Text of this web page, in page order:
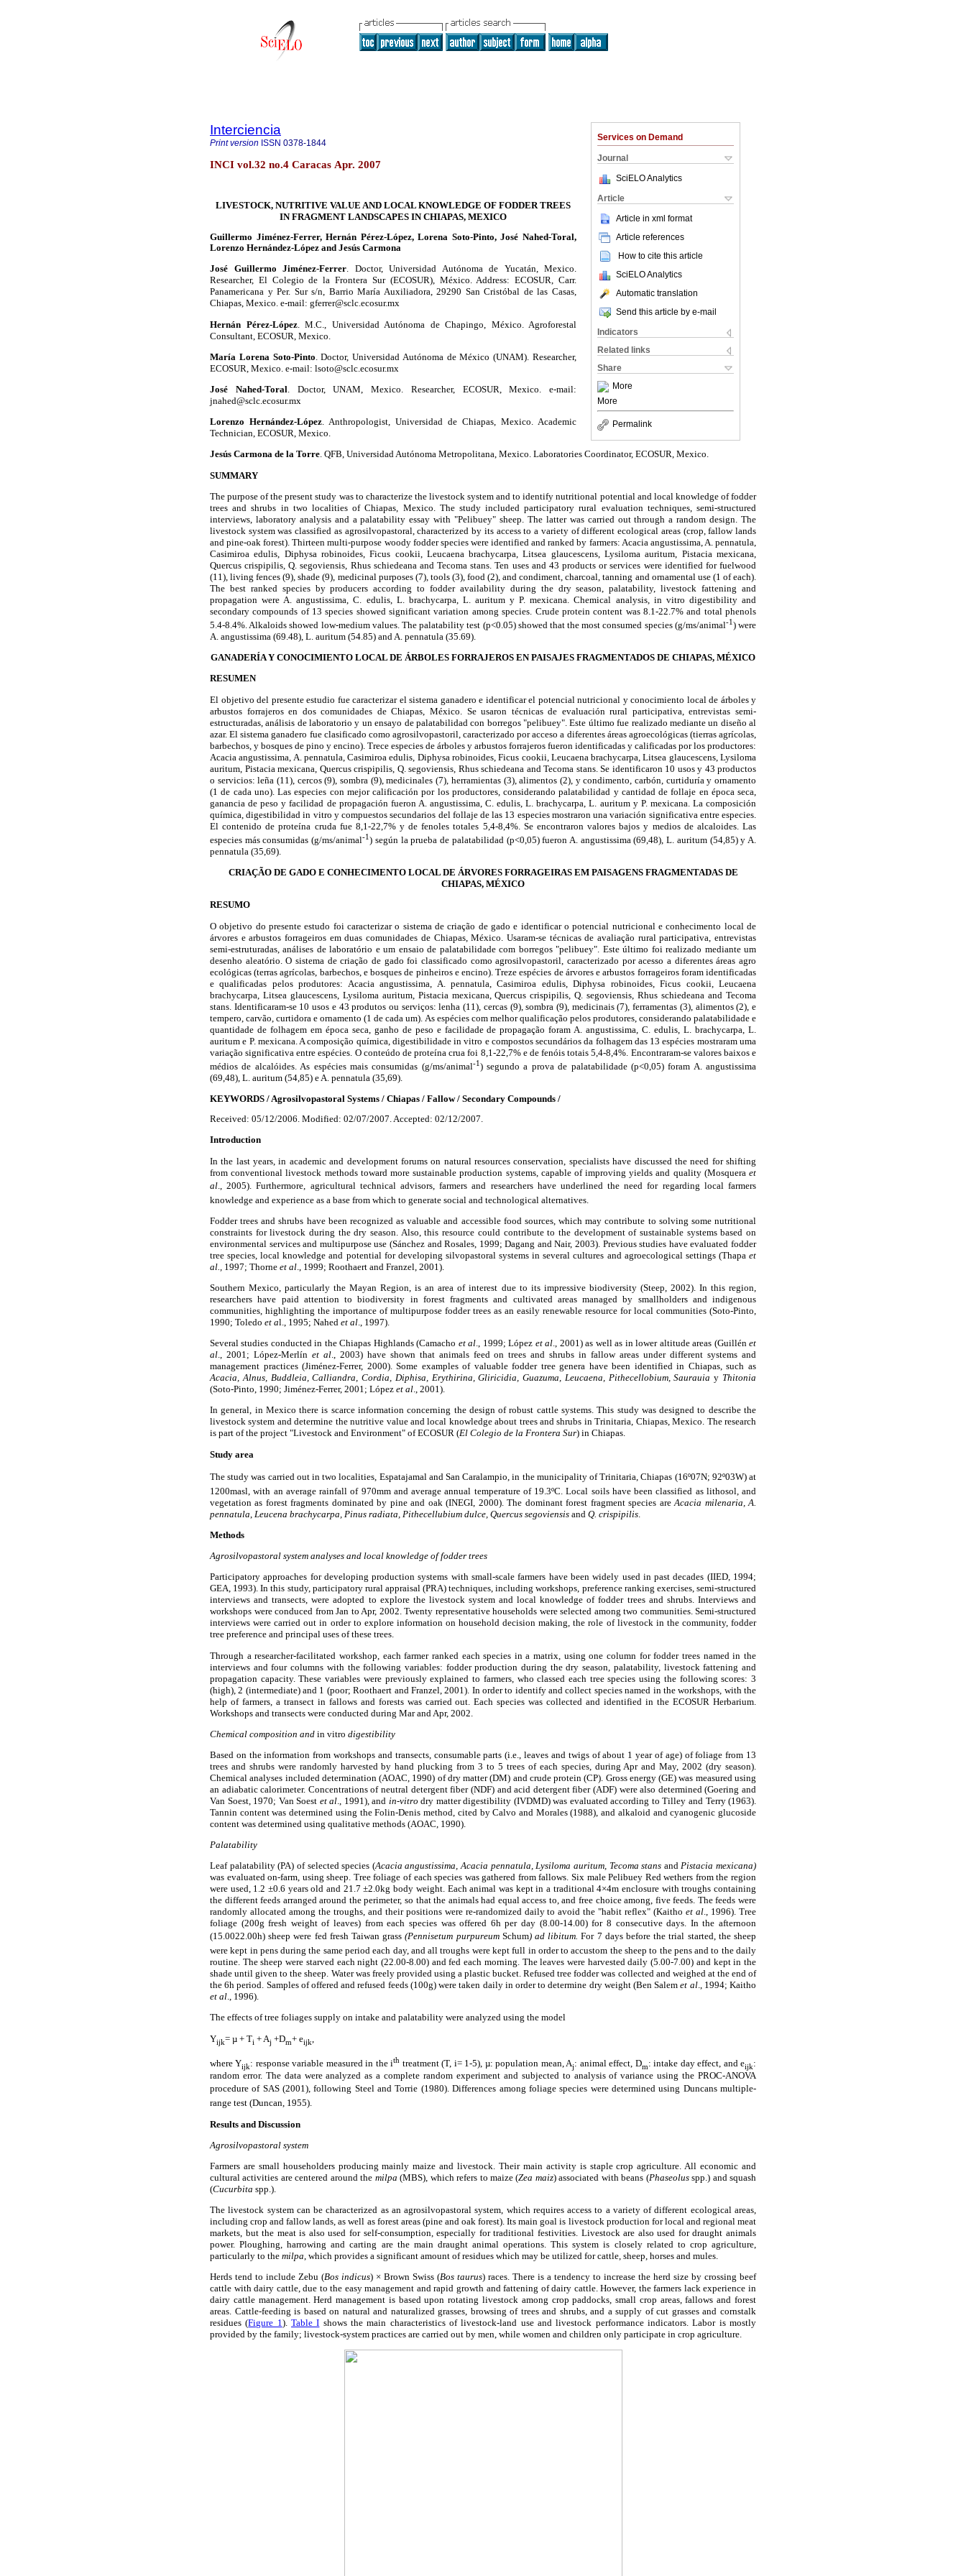
Services on Demand
Journal
SciELO Analytics
Article
Article in xml format
Article references
How to cite this article
SciELO Analytics
Automatic translation
Send this article by e-mail
Indicators
Related links
Share
More
More
Permalink
Interciencia
Print version ISSN 0378-1844
INCI vol.32 no.4 Caracas Apr. 2007
LIVESTOCK, NUTRITIVE VALUE AND LOCAL KNOWLEDGE OF FODDER TREES
IN FRAGMENT LANDSCAPES IN CHIAPAS, MEXICO
Guillermo Jiménez-Ferrer, Hernán Pérez-López, Lorena Soto-Pinto, José Nahed-Toral,
Lorenzo Hernández-López and Jesús Carmona
José Guillermo Jiménez-Ferrer. Doctor, Universidad Autónoma de Yucatán, Mexico.
Researcher, El Colegio de la Frontera Sur (ECOSUR), México. Address: ECOSUR, Carr.
Panamericana y Per. Sur s/n, Barrio María Auxiliadora, 29290 San Cristóbal de las Casas,
Chiapas, Mexico. e-mail: gferrer@sclc.ecosur.mx
Hernán Pérez-López. M.C., Universidad Autónoma de Chapingo, México. Agroforestal
Consultant, ECOSUR, Mexico.
María Lorena Soto-Pinto . Doctor, Universidad Autónoma de México (UNAM). Researcher,
ECOSUR, Mexico. e-mail: lsoto@sclc.ecosur.mx
José Nahed-Toral. Doctor, UNAM, Mexico. Researcher, ECOSUR, Mexico. e-mail:
jnahed@sclc.ecosur.mx
Lorenzo Hernández-López. Anthropologist, Universidad de Chiapas, Mexico. Academic
Technician, ECOSUR, Mexico.
Jesús Carmona de la Torre. QFB, Universidad Autónoma Metropolitana, Mexico. Laboratories Coordinator, ECOSUR, Mexico.
SUMMARY
The purpose of the present study was to characterize the livestock system and to identify nutritional potential and local knowledge of fodder
trees and shrubs in two localities of Chiapas, Mexico. The study included participatory rural evaluation techniques, semi-structured
interviews, laboratory analysis and a palatability essay with "Pelibuey" sheep. The latter was carried out through a random design. The
livestock system was classified as agrosilvopastoral, characterized by its access to a variety of different ecological areas (crop, fallow lands
and pine-oak forest). Thirteen multi-purpose woody fodder species were identified and ranked by farmers: Acacia angustissima, A. pennatula,
Casimiroa edulis, Diphysa robinoides, Ficus cookii, Leucaena brachycarpa, Litsea glaucescens, Lysiloma auritum, Pistacia mexicana,
Quercus crispipilis, Q. segoviensis, Rhus schiedeana and Tecoma stans. Ten uses and 43 products or services were identified for fuelwood
(11), living fences (9), shade (9), medicinal purposes (7), tools (3), food (2), and condiment, charcoal, tanning and ornamental use (1 of each).
The best ranked species by producers according to fodder availability during the dry season, palatability, livestock fattening and
propagation were A. angustissima, C. edulis, L. brachycarpa, L. auritum y P. mexicana. Chemical analysis, in vitro digestibility and
secondary compounds of 13 species showed significant variation among species. Crude protein content was 8.1-22.7% and total phenols
5.4-8.4%. Alkaloids showed low-medium values. The palatability test (p<0.05) showed that the most consumed species (g/ms/animal-1) were
A. angustissima (69.48), L. auritum (54.85) and A. pennatula (35.69).
GANADERÍA Y CONOCIMIENTO LOCAL DE ÁRBOLES FORRAJEROS EN PAISAJES FRAGMENTADOS DE CHIAPAS, MÉXICO
RESUMEN
El objetivo del presente estudio fue caracterizar el sistema ganadero e identificar el potencial nutricional y conocimiento local de árboles y
arbustos forrajeros en dos comunidades de Chiapas, México. Se usaron técnicas de evaluación rural participativa, entrevistas semi-
estructuradas, análisis de laboratorio y un ensayo de palatabilidad con borregos "pelibuey". Este último fue realizado mediante un diseño al
azar. El sistema ganadero fue clasificado como agrosilvopastoril, caracterizado por acceso a diferentes áreas agroecológicas (tierras agrícolas,
barbechos, y bosques de pino y encino). Trece especies de árboles y arbustos forrajeros fueron identificadas y calificadas por los productores:
Acacia angustissima, A. pennatula, Casimiroa edulis, Diphysa robinoides, Ficus cookii, Leucaena brachycarpa, Litsea glaucescens, Lysiloma
auritum, Pistacia mexicana, Quercus crispipilis, Q. segoviensis, Rhus schiedeana and Tecoma stans. Se identificaron 10 usos y 43 productos
o servicios: leña (11), cercos (9), sombra (9), medicinales (7), herramientas (3), alimentos (2), y condimento, carbón, curtiduría y ornamento
(1 de cada uno). Las especies con mejor calificación por los productores, considerando palatabilidad y cantidad de follaje en época seca,
ganancia de peso y facilidad de propagación fueron A. angustissima, C. edulis, L. brachycarpa, L. auritum y P. mexicana. La composición
química, digestibilidad in vitro y compuestos secundarios del follaje de las 13 especies mostraron una variación significativa entre especies.
El contenido de proteína cruda fue 8,1-22,7% y de fenoles totales 5,4-8,4%. Se encontraron valores bajos y medios de alcaloides. Las
especies más consumidas (g/ms/animal-1) según la prueba de palatabilidad (p<0,05) fueron A. angustissima (69,48), L. auritum (54,85) y A.
pennatula (35,69).
CRIAÇÃO DE GADO E CONHECIMENTO LOCAL DE ÁRVORES FORRAGEIRAS EM PAISAGENS FRAGMENTADAS DE
CHIAPAS, MÉXICO
RESUMO
O objetivo do presente estudo foi caracterizar o sistema de criação de gado e identificar o potencial nutricional e conhecimento local de
árvores e arbustos forrageiros em duas comunidades de Chiapas, México. Usaram-se técnicas de avaliação rural participativa, entrevistas
semi-estruturadas, análises de laboratório e um ensaio de palatabilidade com borregos "pelibuey". Este último foi realizado mediante um
desenho aleatório. O sistema de criação de gado foi classificado como agrosilvopastoril, caracterizado por acesso a diferentes áreas agro
ecológicas (terras agrícolas, barbechos, e bosques de pinheiros e encino). Treze espécies de árvores e arbustos forrageiros foram identificadas
e qualificadas pelos produtores: Acacia angustissima, A. pennatula, Casimiroa edulis, Diphysa robinoides, Ficus cookii, Leucaena
brachycarpa, Litsea glaucescens, Lysiloma auritum, Pistacia mexicana, Quercus crispipilis, Q. segoviensis, Rhus schiedeana and Tecoma
stans. Identificaram-se 10 usos e 43 produtos ou serviços: lenha (11), cercas (9), sombra (9), medicinais (7), ferramentas (3), alimentos (2), e
tempero, carvão, curtidora e ornamento (1 de cada um). As espécies com melhor qualificação pelos produtores, considerando palatabilidade e
quantidade de folhagem em época seca, ganho de peso e facilidade de propagação foram A. angustissima, C. edulis, L. brachycarpa, L.
auritum e P. mexicana. A composição química, digestibilidade in vitro e compostos secundários da folhagem das 13 espécies mostraram uma
variação significativa entre espécies. O conteúdo de proteína crua foi 8,1-22,7% e de fenóis totais 5,4-8,4%. Encontraram-se valores baixos e
médios de alcalóides. As espécies mais consumidas (g/ms/animal-1) segundo a prova de palatabilidade (p<0,05) foram A. angustissima
(69,48), L. auritum (54,85) e A. pennatula (35,69).
KEYWORDS / Agrosilvopastoral Systems / Chiapas / Fallow / Secondary Compounds /
Received: 05/12/2006. Modified: 02/07/2007. Accepted: 02/12/2007.
Introduction
In the last years, in academic and development forums on natural resources conservation, specialists have discussed the need for shifting
from conventional livestock methods toward more sustainable production systems, capable of improving yields and quality (Mosquera et
al ., 2005). Furthermore, agricultural technical advisors, farmers and researchers have underlined the need for regarding local farmers
knowledge and experience as a base from which to generate social and technological alternatives.
Fodder trees and shrubs have been recognized as valuable and accessible food sources, which may contribute to solving some nutritional
constraints for livestock during the dry season. Also, this resource could contribute to the development of sustainable systems based on
environmental services and multipurpose use (Sánchez and Rosales, 1999; Dagang and Nair, 2003). Previous studies have evaluated fodder
tree species, local knowledge and potential for developing silvopastoral systems in several cultures and agroecological settings (Thapa et
al.,
1997; Thorne et al ., 1999; Roothaert and Franzel, 2001).
Southern Mexico, particularly the Mayan Region, is an area of interest due to its impressive biodiversity (Steep, 2002). In this region,
researchers have paid attention to biodiversity in forest fragments and cultivated areas managed by smallholders and indigenous
communities, highlighting the importance of multipurpose fodder trees as an easily renewable resource for local communities (Soto-Pinto,
1990; Toledo et al., 1995; Nahed et al., 1997).
Several studies conducted in the Chiapas Highlands (Camacho et al., 1999; López et al., 2001) as well as in lower altitude areas (Guillénet
al., 2001; López-Merlín et al., 2003) have shown that animals feed on trees and shrubs in fallow areas under different systems and
management practices (Jiménez-Ferrer, 2000). Some examples of valuable fodder tree genera have been identified in Chiapas, such as
Acacia, Alnus, Buddleia, Calliandra, Cordia, Diphisa, Erythirina, Gliricidia, Guazuma, Leucaena, Pithecellobium, Saurauiay Thitonia
(Soto-Pinto, 1990; Jiménez-Ferrer, 2001; López et al., 2001).
In general, in Mexico there is scarce information concerning the design of robust cattle systems. This study was designed to describe the
livestock system and determine the nutritive value and local knowledge about trees and shrubs in Trinitaria, Chiapas, Mexico. The research
is part of the project "Livestock and Environment" of ECOSUR (El Colegio de la Frontera Sur) in Chiapas.
Study area
The study was carried out in two localities, Espatajamal and San Caralampio, in the municipality of Trinitaria, Chiapas (16º07N; 92º03W) at
1200masl, with an average rainfall of 970mm and average annual temperature of 19.3ºC. Local soils have been classified as lithosol, and
vegetation as forest fragments dominated by pine and oak (INEGI, 2000). The dominant forest fragment species areAcacia milenaria, A.
pennatula Leucena brachycarpa, Pinus radiata, Pithecellubium dulce, Quercus segoviensis and Q. crispipilis
Methods
Agrosilvopastoral system analyses and local knowledge of fodder trees
Participatory approaches for developing production systems with small-scale farmers have been widely used in past decades (IIED, 1994;
GEA, 1993). In this study, participatory rural appraisal (PRA) techniques, including workshops, preference ranking exercises, semi-structured
interviews and transects, were adopted to explore the livestock system and local knowledge of fodder trees and shrubs. Interviews and
workshops were conduced from Jan to Apr, 2002. Twenty representative households were selected among two communities. Semi-structured
interviews were carried out in order to explore information on household decision making, the role of livestock in the community, fodder
tree preference and principal uses of these trees.
Through a researcher-facilitated workshop, each farmer ranked each species in a matrix, using one column for fodder trees named in the
interviews and four columns with the following variables: fodder production during the dry season, palatability, livestock fattening and
propagation capacity. These variables were previously explained to farmers, who classed each tree species using the following scores: 3
(high), 2 (intermediate) and 1 (poor; Roothaert and Franzel, 2001). In order to identify and collect species named in the workshops, with the
help of farmers, a transect in fallows and forests was carried out. Each species was collected and identified in the ECOSUR Herbarium.
Workshops and transects were conducted during Mar and Apr, 2002.
Chemical composition and in vitro digestibility
Based on the information from workshops and transects, consumable parts (i.e., leaves and twigs of about 1 year of age) of foliage from 13
trees and shrubs were randomly harvested by hand plucking from 3 to 5 trees of each species, during Apr and May, 2002 (dry season).
Chemical analyses included determination (AOAC, 1990) of dry matter (DM) and crude protein (CP). Gross energy (GE) was measured using
an adiabatic calorimeter. Concentrations of neutral detergent fiber (NDF) and acid detergent fiber (ADF) were also determined (Goering and
Van Soest, 1970; Van Soest et al ., 1991), and in-vitrodry matter digestibility (IVDMD) was evaluated according to Tilley and Terry (1963).
Tannin content was determined using the Folin-Denis method, cited by Calvo and Morales (1988), and alkaloid and cyanogenic glucoside
content was determined using qualitative methods (AOAC, 1990).
Palatability
Leaf palatability (PA) of selected species (Acacia angustissima, Acacia pennatula, Lysiloma auritum, Tecoma stans andPistacia mexicana)
was evaluated on-farm, using sheep. Tree foliage of each species was gathered from fallows. Six male Pelibuey Red wethers from the region
were used, 1.2 ±0.6 years old and 21.7 ±2.0kg body weight. Each animal was kept in a traditional 4×4m enclosure with troughs containing
the different feeds arranged around the perimeter, so that the animals had equal access to, and free choice among, five feeds. The feeds were
randomly allocated among the troughs, and their positions were re-randomized daily to avoid the "habit reflex" (Kaithoet al., 1996). Tree
foliage (200g fresh weight of leaves) from each species was offered 6h per day (8.00-14.00) for 8 consecutive days. In the afternoon
(15.0022.00h) sheep were fed fresh Taiwan grass(Pennisetum purpureum Schum) ad libitum. For 7 days before the trial started, the sheep
were kept in pens during the same period each day, and all troughs were kept full in order to accustom the sheep to the pens and to the daily
routine. The sheep were starved each night (22.00-8.00) and fed each morning. The leaves were harvested daily (5.00-7.00) and kept in the
shade until given to the sheep. Water was freely provided using a plastic bucket. Refused tree fodder was collected and weighed at the end of
the 6h period. Samples of offered and refused feeds (100g) were taken daily in order to determine dry weight (Ben Salemet al., 1994; Kaitho
et al., 1996).
The effects of tree foliages supply on intake and palatability were analyzed using the model
Yijk= µ + Ti + Aj +Dm+ eijk
where Yijk: response variable measured in the ith treatment (T, i= 1-5), µ: population mean, Aj: animal effect, Dm: intake day effect, and eijk:
random error. The data were analyzed as a complete random experiment and subjected to analysis of variance using the PROC-ANOVA
procedure of SAS (2001), following Steel and Torrie (1980). Differences among foliage species were determined using Duncans multiple-
range test (Duncan, 1955).
Results and Discussion
Agrosilvopastoral system
Farmers are small householders producing mainly maize and livestock. Their main activity is staple crop agriculture. All economic and
cultural activities are centered around the milpa (MBS), which refers to maize (Zea maiz) associated with beans (Phaseolusspp.) and squash
(Cucurbita spp.).
The livestock system can be characterized as an agrosilvopastoral system, which requires access to a variety of different ecological areas,
including crop and fallow lands, as well as forest areas (pine and oak forest). Its main goal is livestock production for local and regional meat
markets, but the meat is also used for self-consumption, especially for traditional festivities. Livestock are also used for draught animals
power. Ploughing, harrowing and carting are the main draught animal operations. This system is closely related to crop agriculture,
particularly to the milpa, which provides a significant amount of residues which may be utilized for cattle, sheep, horses and mules.
Herds tend to include Zebu (Bos indicus) × Brown Swiss (Bos taurus) races. There is a tendency to increase the herd size by crossing beef
cattle with dairy cattle, due to the easy management and rapid growth and fattening of dairy cattle. However, the farmers lack experience in
dairy cattle management. Herd management is based upon rotating livestock among crop paddocks, small crop areas, fallows and forest
areas. Cattle-feeding is based on natural and naturalized grasses, browsing of trees and shrubs, and a supply of cut grasses and cornstalk
residues (Figure 1).Table I shows the main characteristics of livestock-land use and livestock performance indicators. Labor is mostly
provided by the family; livestock-system practices are carried out by men, while women and children only participate in crop agriculture.